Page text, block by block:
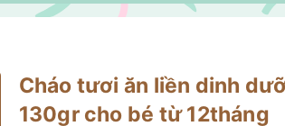
Cháo tươi ăn liền dinh
130gr cho bé từ 12tháng